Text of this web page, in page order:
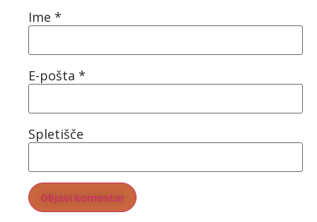
Ime *
E-pošta *
Spletišče